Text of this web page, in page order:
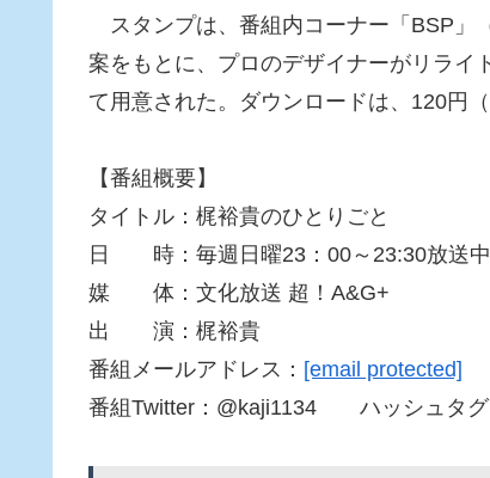
スタンプは、番組内コーナー「BSP」
案をもとに、プロのデザイナーがリライ
て用意された。ダウンロードは、120円（
【番組概要】
タイトル：梶裕貴のひとりごと
日 時：毎週日曜23：00～23:30放送
媒 体：文化放送 超！A&G+
出 演：梶裕貴
番組メールアドレス： [email protected]
番組Twitter：@kaji1134 ハッシュタグ